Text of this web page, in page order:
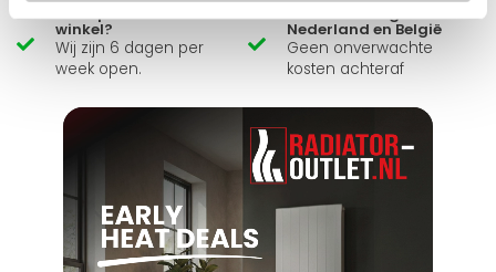
Zelf ophalen in de
winkel?
Wij zijn 6 dagen per
week open.
Snelle levering in
Nederland en België
Geen onverwachte
kosten achteraf